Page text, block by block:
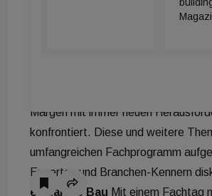
widmet sich die Energiesparmesse
Margen mit immer neuen
konfrontiert. Diese und weitere
umfangreichen Fachprogramm
Experten und Branchen-Kennern
erstarkte Bau Mit einem Fachtag